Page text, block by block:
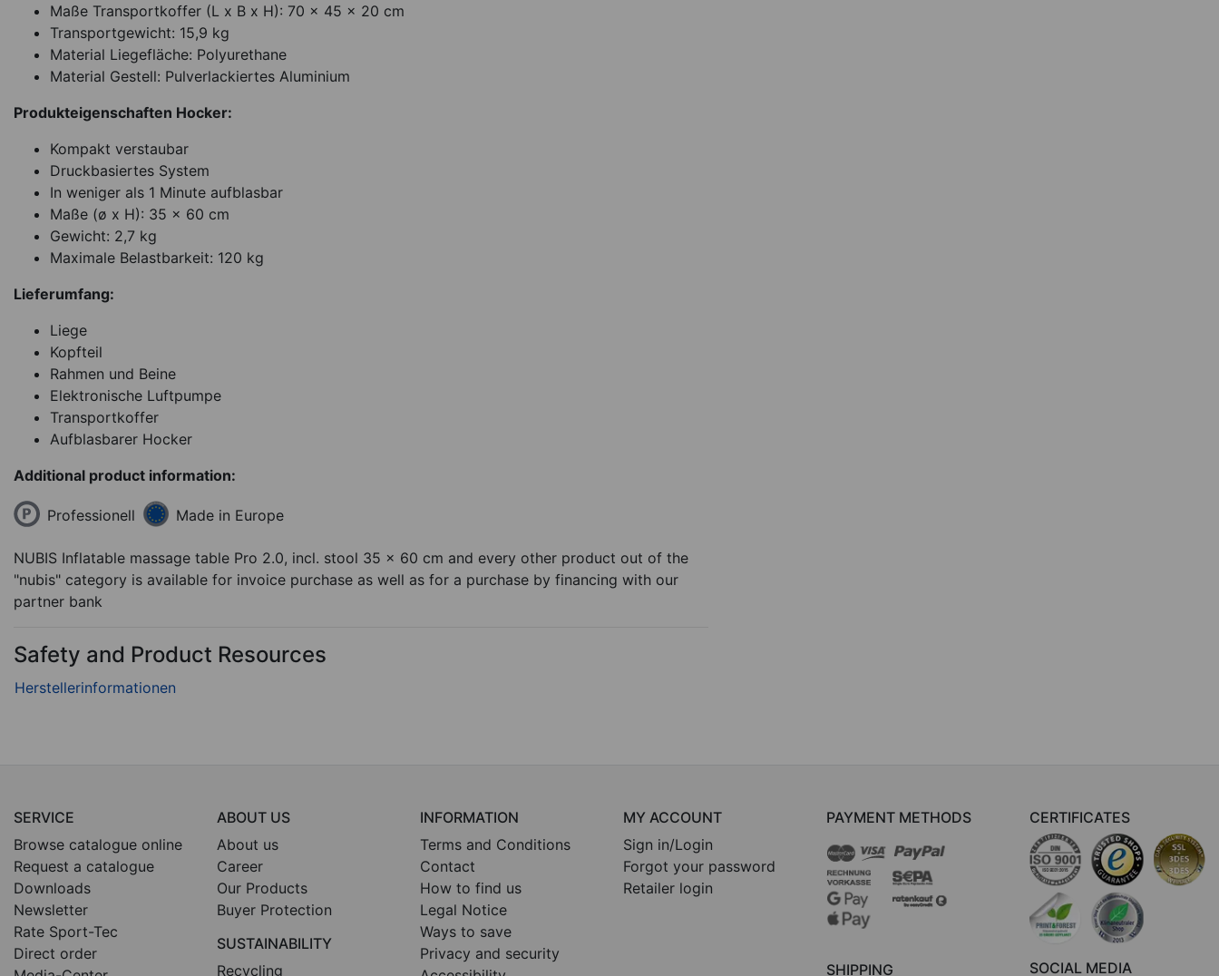
Maße Transportkoffer (L x B x H): 70 x 45 x 20 cm
Transportgewicht: 15,9 kg
Material Liegefläche: Polyurethane
Material Gestell: Pulverlackiertes Aluminium
Produkteigenschaften Hocker:
Kompakt verstaubar
Druckbasiertes System
In weniger als 1 Minute aufblasbar
Maße (ø x H): 35 x 60 cm
Gewicht: 2,7 kg
Maximale Belastbarkeit: 120 kg
Lieferumfang:
Liege
Kopfteil
Rahmen und Beine
Elektronische Luftpumpe
Transportkoffer
Aufblasbarer Hocker
Additional product information:
Professionell Made in Europe
NUBIS Inflatable massage table Pro 2.0, incl. stool 35 x 60 cm and every other product out of the
"nubis" category is available for invoice purchase as well as for a purchase by financing with our
partner bank
Safety and Product Resources
SERVICE
Browse catalogue online
Request a catalogue
Downloads
Newsletter
Rate Sport-Tec
Direct order
ABOUT US
About us
Career
Our Products
Buyer Protection
SUSTAINABILITY
Recycling
INFORMATION
Terms and Conditions
Contact
How to find us
Legal Notice
Ways to save
Privacy and security
MY ACCOUNT
Sign in/Login
Forgot your password
Retailer login
PAYMENT METHODS
SHIPPING
CERTIFICATES
SOCIAL MEDIA